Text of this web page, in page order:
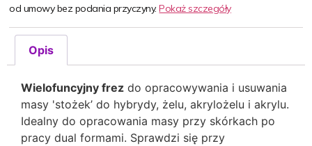
od umowy bez podania przyczyny.Pokaż szczegóły
Opis
Wielofuncyjny frez do opracowywania i usuwania
masy 'stożek’ do hybrydy, żelu, akrylożelu i akrylu.
Idealny do opracowania masy przy skórkach po
pracy dual formami. Sprawdzi się przy